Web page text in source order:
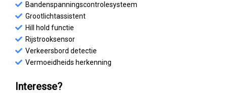
Bandenspanningscontrolesysteem
Grootlichtassistent
Hill hold functie
Rijstrooksensor
Verkeersbord detectie
Vermoeidheids herkenning
Interesse?